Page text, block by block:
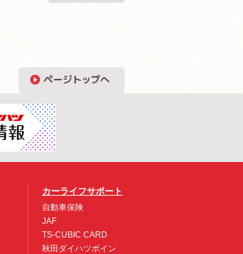
カーライフサポート
自動車保険
JAF
TS-CUBIC CARD
秋田ダイハツポイン